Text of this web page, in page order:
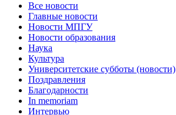
Все новости
Главные новости
Новости МПГУ
Новости образования
Наука
Культура
Университетские субботы (новости)
Поздравления
Благодарности
In memoriam
Интервью